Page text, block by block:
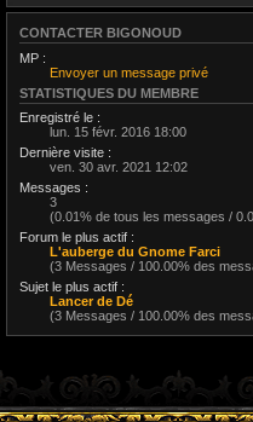
CONTACTER BIGONOUD
MP :
Envoyer un message privé
STATISTIQUES DU MEMBRE
Enregistré le :
lun. 15 févr. 2016 18:00
Dernière visite :
ven. 30 avr. 2021 12:02
Messages :
3
(0.01% de tous les messages /
Forum le plus actif :
L'auberge du Gnome Farci
(3 Messages / 100.00% des
Sujet le plus actif :
Lancer de Dé
(3 Messages / 100.00% des